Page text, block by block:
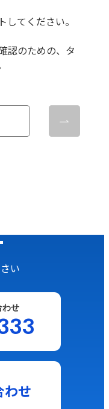
してください。
認のための、タ
い
わせ
わせ